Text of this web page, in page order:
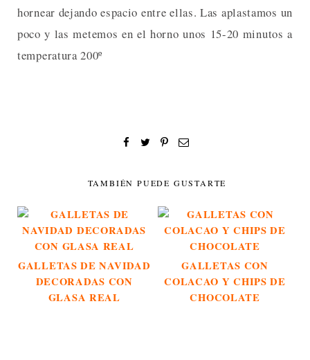
hornear dejando espacio entre ellas. Las aplastamos un
poco y las metemos en el horno unos 15-20 minutos a
temperatura 200º
TAMBIÉN PUEDE GUSTARTE
GALLETAS DE NAVIDAD
DECORADAS CON
GLASA REAL
GALLETAS CON
COLACAO Y CHIPS DE
CHOCOLATE